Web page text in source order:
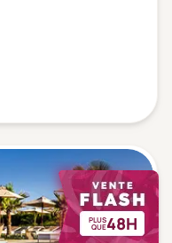
(15)
(0)
PLUS
QUE48H